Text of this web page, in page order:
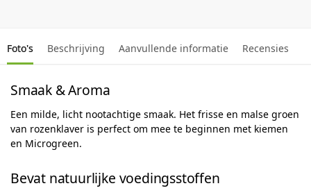
Foto's Beschrijving Aanvullende informatie Recensies
Smaak & Aroma
Een milde, licht nootachtige smaak. Het frisse en malse groen
van rozenklaver is perfect om mee te beginnen met kiemen
en Microgreen.
Bevat natuurlijke voedingsstoffen